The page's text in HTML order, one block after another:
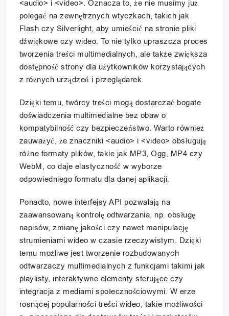
<audio> i <video>. Oznacza to, że nie musimy już
polegać na zewnętrznych wtyczkach, takich jak
Flash czy Silverlight, aby umieścić na stronie pliki
dźwiękowe czy wideo. To nie tylko upraszcza proces
tworzenia treści multimedialnych, ale także zwiększa
dostępność strony dla użytkowników korzystających
z różnych urządzeń i przeglądarek.
Dzięki temu, twórcy treści mogą dostarczać bogate
doświadczenia multimedialne bez obaw o
kompatybilność czy bezpieczeństwo. Warto również
zauważyć, że znaczniki <audio> i <video> obsługują
różne formaty plików, takie jak MP3, Ogg, MP4 czy
WebM, co daje elastyczność w wyborze
odpowiedniego formatu dla danej aplikacji.
Ponadto, nowe interfejsy API pozwalają na
zaawansowaną kontrolę odtwarzania, np. obsługę
napisów, zmianę jakości czy nawet manipulację
strumieniami wideo w czasie rzeczywistym. Dzięki
temu możliwe jest tworzenie rozbudowanych
odtwarzaczy multimedialnych z funkcjami takimi jak
playlisty, interaktywne elementy sterujące czy
integracja z mediami społecznościowymi. W erze
rosnącej popularności treści wideo, takie możliwości